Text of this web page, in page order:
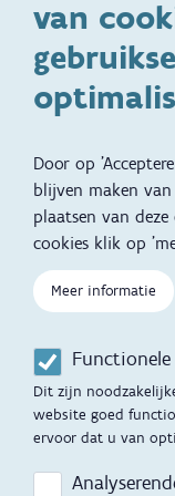
van
Door op
blijven maken
plaatsen van
cookies klik op
Meer informatie
Dit zijn
website goed
ervoor dat u van
Specifieke
Zwangerschap en
Slapen
Voet
Kind en Gezin
Aanbod tijdens de
zwangerschap
Kinderopvang